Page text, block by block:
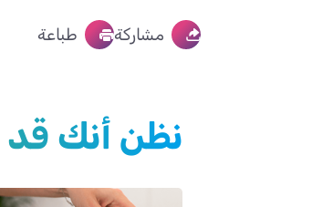
مشاركة طباعة
نظن أنك